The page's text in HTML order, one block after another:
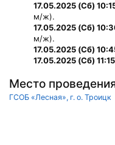
17.05.2025 (Сб)
м/ж).
17.05.2025 (Сб)
м/ж).
17.05.2025 (Сб)
17.05.2025 (Сб) 11:15
Место
ГСОБ «Лесная», г. о. Троицк